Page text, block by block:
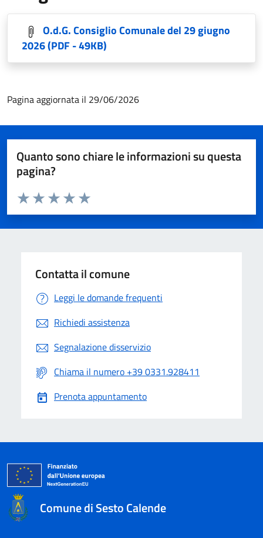
O.d.G. Consiglio Comunale del 29 giugno
2026(PDF - 49KB)
Pagina aggiornata il 29/06/2026
Quanto sono chiare le informazioni su questa
pagina?
Valuta da 1 a 5 stelle la pagina
Valuta 5 stelle su 5
Valuta 4 stelle su 5
Valuta 3 stelle su 5
Valuta 2 stelle su 5
Valuta 1 stelle su 5
Contatta il comune
Leggi le domande frequenti
Richiedi assistenza
Segnalazione disservizio
Chiama il numero +39 0331.928411
Prenota appuntamento
Comune di Sesto Calende